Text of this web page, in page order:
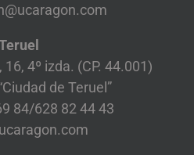
4º izda. (CP. 44.001)
de Teruel”
84/628 82 44 43